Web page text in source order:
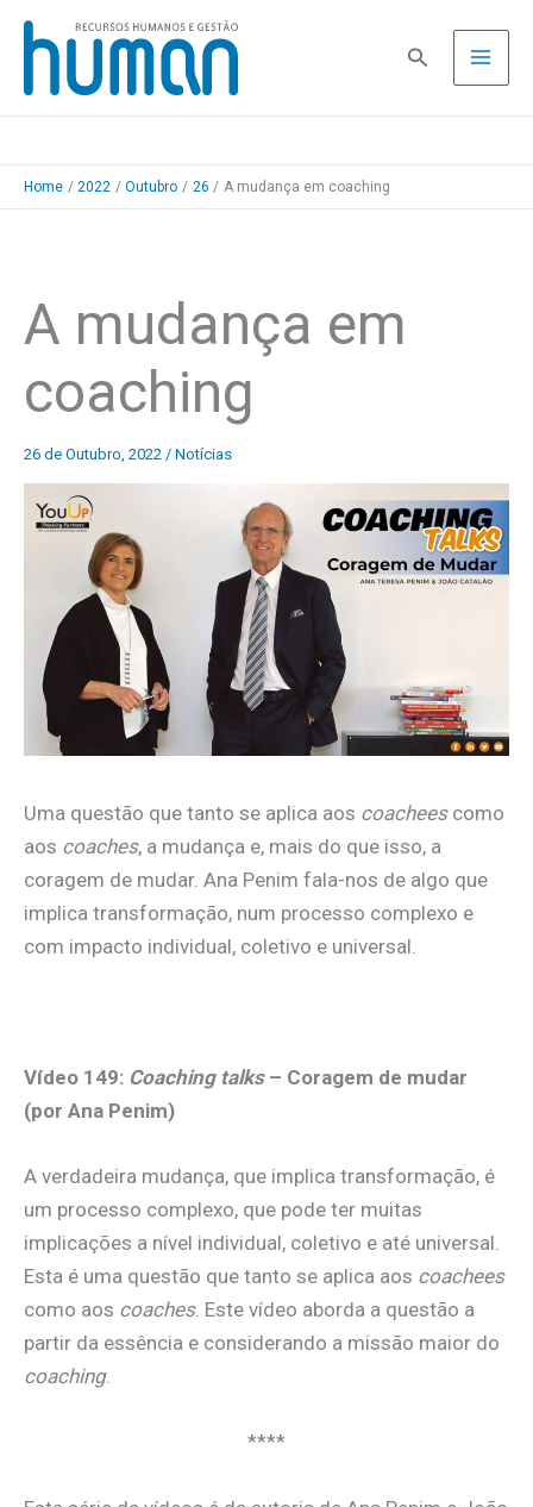
Skip
content
Pesquisa
Home 2022 Outubro 26 A mudança em coaching
A mudança em
coaching
26 de Outubro, 2022 / Notícias
Uma questão que tanto se aplica aos coacheescomo
aos coaches, a mudança e, mais do que isso, a
coragem de mudar. Ana Penim fala-nos de algo que
implica transformação, num processo complexo e
com impacto individual, coletivo e universal.
Vídeo 149: Coaching talks– Coragem de mudar
(por Ana Penim)
A verdadeira mudança, que implica transformação, é
um processo complexo, que pode ter muitas
implicações a nível individual, coletivo e até universal.
Esta é uma questão que tanto se aplica aos coachees
como aos coaches. Este vídeo aborda a questão a
partir da essência e considerando a missão maior do
coaching.
****